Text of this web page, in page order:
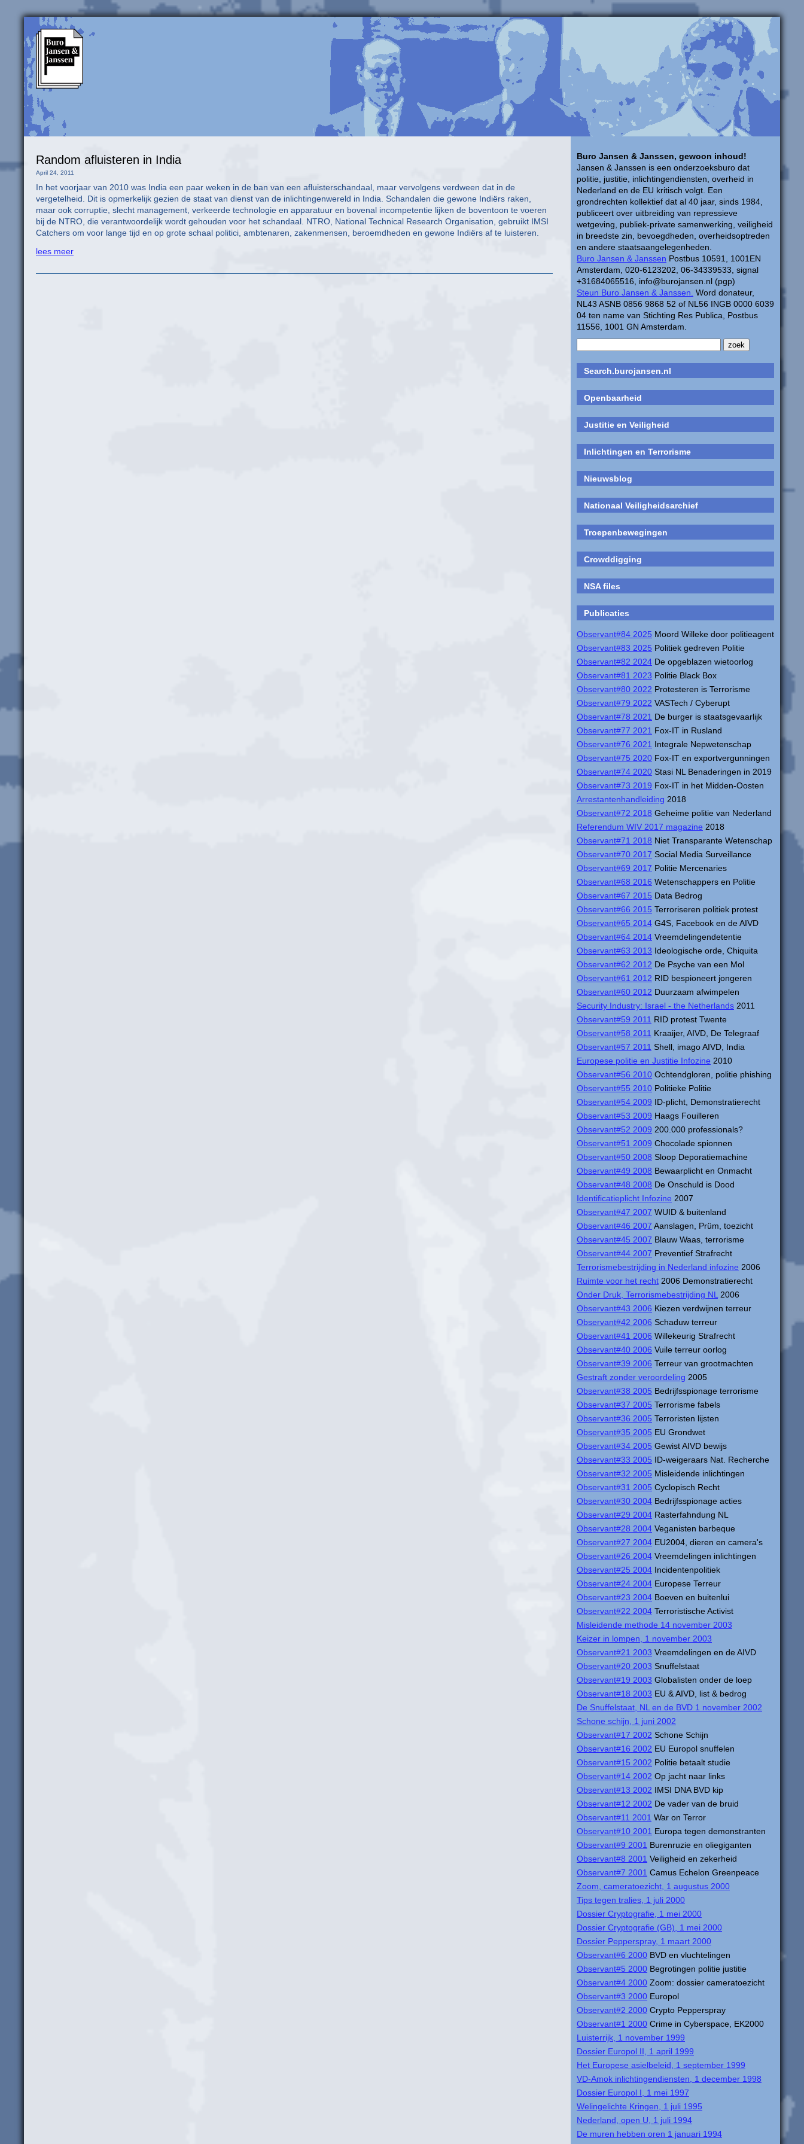
Buro Jansen & Janssen, gewoon inhoud!
Jansen & Janssen is een onderzoeksburo dat
politie, justitie, inlichtingendiensten, overheid in
Nederland en de EU kritisch volgt. Een
grondrechten kollektief dat al 40 jaar, sinds 1984,
publiceert over uitbreiding van repressieve
wetgeving, publiek-private samenwerking, veiligheid
in breedste zin, bevoegdheden, overheidsoptreden
en andere staatsaangelegenheden.
Buro Jansen & Janssen Postbus 10591, 1001EN
Amsterdam, 020-6123202, 06-34339533, signal
+31684065516, info@burojansen.nl (pgp)
Steun Buro Jansen & Janssen. Word donateur,
NL43 ASNB 0856 9868 52 of NL56 INGB 0000 6039
04 ten name van Stichting Res Publica, Postbus
11556, 1001 GN Amsterdam.
Search.burojansen.nl
Openbaarheid
Justitie en Veiligheid
Inlichtingen en Terrorisme
Nieuwsblog
Nationaal Veiligheidsarchief
Troepenbewegingen
Crowddigging
NSA files
Publicaties
Observant#84 2025 Moord Willeke door politieagent
Observant#83 2025 Politiek gedreven Politie
Observant#82 2024 De opgeblazen wietoorlog
Observant#81 2023 Politie Black Box
Observant#80 2022 Protesteren is Terrorisme
Observant#79 2022 VASTech / Cyberupt
Observant#78 2021 De burger is staatsgevaarlijk
Observant#77 2021 Fox-IT in Rusland
Observant#76 2021 Integrale Nepwetenschap
Observant#75 2020 Fox-IT en exportvergunningen
Observant#74 2020 Stasi NL Benaderingen in 2019
Observant#73 2019 Fox-IT in het Midden-Oosten
Arrestantenhandleiding 2018
Observant#72 2018 Geheime politie van Nederland
Referendum WIV 2017 magazine 2018
Observant#71 2018 Niet Transparante Wetenschap
Observant#70 2017 Social Media Surveillance
Observant#69 2017 Politie Mercenaries
Observant#68 2016 Wetenschappers en Politie
Observant#67 2015 Data Bedrog
Observant#66 2015 Terroriseren politiek protest
Observant#65 2014 G4S, Facebook en de AIVD
Observant#64 2014 Vreemdelingendetentie
Observant#63 2013 Ideologische orde, Chiquita
Observant#62 2012 De Psyche van een Mol
Observant#61 2012 RID bespioneert jongeren
Observant#60 2012 Duurzaam afwimpelen
Security Industry: Israel - the Netherlands 2011
Observant#59 2011 RID protest Twente
Observant#58 2011 Kraaijer, AIVD, De Telegraaf
Observant#57 2011 Shell, imago AIVD, India
Europese politie en Justitie Infozine 2010
Observant#56 2010 Ochtendgloren, politie phishing
Observant#55 2010 Politieke Politie
Observant#54 2009 ID-plicht, Demonstratierecht
Observant#53 2009 Haags Fouilleren
Observant#52 2009 200.000 professionals?
Observant#51 2009 Chocolade spionnen
Observant#50 2008 Sloop Deporatiemachine
Observant#49 2008 Bewaarplicht en Onmacht
Observant#48 2008 De Onschuld is Dood
Identificatieplicht Infozine 2007
Observant#47 2007 WUID & buitenland
Observant#46 2007 Aanslagen, Prüm, toezicht
Observant#45 2007 Blauw Waas, terrorisme
Observant#44 2007 Preventief Strafrecht
Terrorismebestrijding in Nederland infozine 2006
Ruimte voor het recht 2006 Demonstratierecht
Onder Druk, Terrorismebestrijding NL 2006
Observant#43 2006 Kiezen verdwijnen terreur
Observant#42 2006 Schaduw terreur
Observant#41 2006 Willekeurig Strafrecht
Observant#40 2006 Vuile terreur oorlog
Observant#39 2006 Terreur van grootmachten
Gestraft zonder veroordeling 2005
Observant#38 2005 Bedrijfsspionage terrorisme
Observant#37 2005 Terrorisme fabels
Observant#36 2005 Terroristen lijsten
Observant#35 2005 EU Grondwet
Observant#34 2005 Gewist AIVD bewijs
Observant#33 2005 ID-weigeraars Nat. Recherche
Observant#32 2005 Misleidende inlichtingen
Observant#31 2005 Cyclopisch Recht
Observant#30 2004 Bedrijfsspionage acties
Observant#29 2004 Rasterfahndung NL
Observant#28 2004 Veganisten barbeque
Observant#27 2004 EU2004, dieren en camera's
Observant#26 2004 Vreemdelingen inlichtingen
Observant#25 2004 Incidentenpolitiek
Observant#24 2004 Europese Terreur
Observant#23 2004 Boeven en buitenlui
Observant#22 2004 Terroristische Activist
Misleidende methode 14 november 2003
Keizer in lompen, 1 november 2003
Observant#21 2003 Vreemdelingen en de AIVD
Observant#20 2003 Snuffelstaat
Observant#19 2003 Globalisten onder de loep
Observant#18 2003 EU & AIVD, list & bedrog
De Snuffelstaat, NL en de BVD 1 november 2002
Schone schijn, 1 juni 2002
Observant#17 2002 Schone Schijn
Observant#16 2002 EU Europol snuffelen
Observant#15 2002 Politie betaalt studie
Observant#14 2002 Op jacht naar links
Observant#13 2002 IMSI DNA BVD kip
Observant#12 2002 De vader van de bruid
Observant#11 2001 War on Terror
Observant#10 2001 Europa tegen demonstranten
Observant#9 2001 Burenruzie en oliegiganten
Observant#8 2001 Veiligheid en zekerheid
Observant#7 2001 Camus Echelon Greenpeace
Zoom, cameratoezicht, 1 augustus 2000
Tips tegen tralies, 1 juli 2000
Dossier Cryptografie, 1 mei 2000
Dossier Cryptografie (GB), 1 mei 2000
Dossier Pepperspray, 1 maart 2000
Observant#6 2000 BVD en vluchtelingen
Observant#5 2000 Begrotingen politie justitie
Observant#4 2000 Zoom: dossier cameratoezicht
Observant#3 2000 Europol
Observant#2 2000 Crypto Pepperspray
Observant#1 2000 Crime in Cyberspace, EK2000
Luisterrijk, 1 november 1999
Dossier Europol II, 1 april 1999
Het Europese asielbeleid, 1 september 1999
VD-Amok inlichtingendiensten, 1 december 1998
Dossier Europol I, 1 mei 1997
Welingelichte Kringen, 1 juli 1995
Nederland, open U, 1 juli 1994
De muren hebben oren 1 januari 1994
Random afluisteren in India
April 24, 2011
In het voorjaar van 2010 was India een paar weken in de ban van een afluisterschandaal, maar vervolgens verdween dat in de
vergetelheid. Dit is opmerkelijk gezien de staat van dienst van de inlichtingenwereld in India. Schandalen die gewone Indiërs raken,
maar ook corruptie, slecht management, verkeerde technologie en apparatuur en bovenal incompetentie lijken de boventoon te voeren
bij de NTRO, die verantwoordelijk wordt gehouden voor het schandaal. NTRO, National Technical Research Organisation, gebruikt IMSI
Catchers om voor lange tijd en op grote schaal politici, ambtenaren, zakenmensen, beroemdheden en gewone Indiërs af te luisteren.
lees meer